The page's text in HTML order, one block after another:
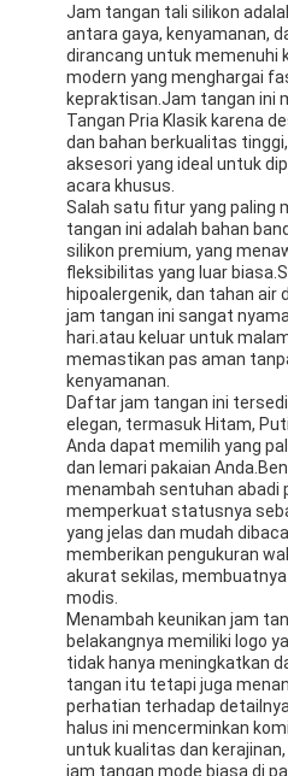
Jam tangan tali silikon
antara gaya, kenyamanan,
dirancang untuk memenuhi
modern yang menghargai
kepraktisan.Jam tangan ini
Tangan Pria Klasik karena
dan bahan berkualitas
aksesori yang ideal untuk
acara khusus.
Salah satu fitur yang paling
tangan ini adalah bahan
silikon premium, yang
fleksibilitas yang luar
hipoalergenik, dan tahan air
jam tangan ini sangat
hari.atau keluar untuk
memastikan pas aman
kenyamanan.
Daftar jam tangan ini
elegan, termasuk Hitam,
Anda dapat memilih yang
dan lemari pakaian
menambah sentuhan abadi
memperkuat statusnya
yang jelas dan mudah
memberikan pengukuran
akurat sekilas,
modis.
Menambah keunikan jam
belakangnya memiliki logo
tidak hanya meningkatkan
tangan itu tetapi juga
perhatian terhadap
halus ini mencerminkan
untuk kualitas dan
jam tangan mode biasa di